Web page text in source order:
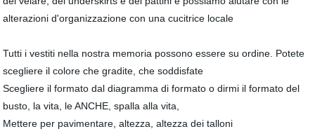
alterazioni d'organizzazione con una cucitrice locale
Tutti i vestiti nella nostra memoria possono essere su ordine. Potete
scegliere il colore che gradite, che soddisfate
Scegliere il formato dal diagramma di formato o dirmi il formato del
busto, la vita, le ANCHE, spalla alla vita,
Mettere per pavimentare, altezza, altezza dei talloni